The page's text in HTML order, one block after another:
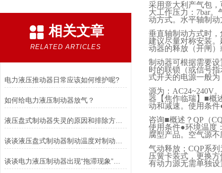
相关文章
RELATED ARTICLES
电力液压推动器日常应该如何维护呢?
如何给电力液压制动器放气？
液压盘式制动器失灵的原因和排除方法介绍
谈谈电力液压制动器出现“拖滞现象”的原因及解决方法
采用意大利产气包
大工作压力： 7bar。
动方式。水平轴制
垂直轴制动方式时
建议尽量对称安装
动器的释放（开闸
制动器可根据需要
时的联锁（或信号
式开关的电源一般为
源为： AC24~240V。
器【焦作临瑞】■概
动和减速。使用条
咨询■概述？ QP （
使用条件●环境温度
腐型产品。空气源
气动释放； CQP系
压簧卡装式，更换
有动力源无需单独